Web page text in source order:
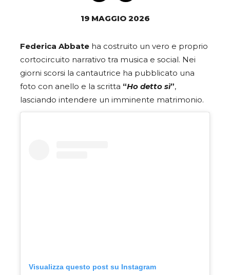
19 MAGGIO 2026
Federica Abbate ha costruito un vero e proprio
cortocircuito narrativo tra musica e social. Nei
giorni scorsi la cantautrice ha pubblicato una
foto con anello e la scritta “Ho detto sì”,
lasciando intendere un imminente matrimonio.
Visualizza questo post su Instagram